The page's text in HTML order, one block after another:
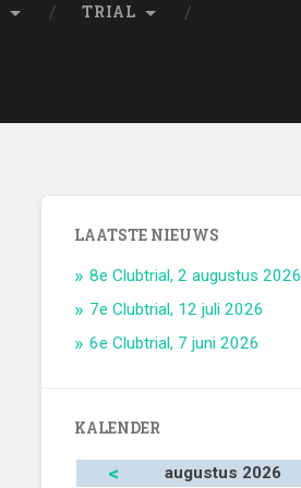
TRIAL
LAATSTE NIEUWS
8e Clubtrial, 2 augustus 2026
7e Clubtrial, 12 juli 2026
6e Clubtrial, 7 juni 2026
KALENDER
< augustus 2026